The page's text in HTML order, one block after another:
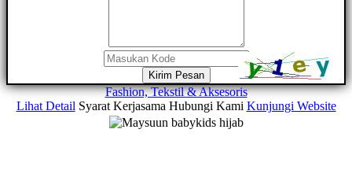
Kirim Pesan
Fashion, Tekstil & Aksesoris
Lihat Detail Syarat Kerjasama Hubungi Kami Kunjungi Website